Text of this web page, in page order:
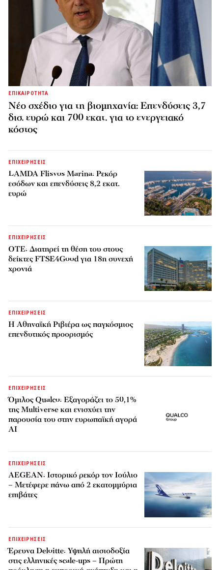
ΕΠΙΚΑΙΡΟΤΗΤΑ
Νέο σχέδιο για τη βιομηχανία: Επενδύσεις 3,7
δισ. ευρώ και 700 εκατ. για το ενεργειακό
κόστος
ΕΠΙΧΕΙΡΗΣΕΙΣ
LAMDA Flisvos Marina: Ρεκόρ
εσόδων και επενδύσεις 8,2 εκατ.
ευρώ
ΕΠΙΧΕΙΡΗΣΕΙΣ
ΟΤΕ: Διατηρεί τη θέση του στους
δείκτες FTSE4Good για 18η συνεχή
χρονιά
ΕΠΙΧΕΙΡΗΣΕΙΣ
Η Αθηναϊκή Ριβιέρα ως παγκόσμιος
επενδυτικός προορισμός
ΕΠΙΧΕΙΡΗΣΕΙΣ
Όμιλος Qualco: Εξαγοράζει το 50,1%
της Multiverse και ενισχύει την
παρουσία του στην ευρωπαϊκή αγορά
AI
ΕΠΙΧΕΙΡΗΣΕΙΣ
AEGEAN: Ιστορικό ρεκόρ τον Ιούλιο
– Μετέφερε πάνω από 2 εκατομμύρια
επιβάτες
ΕΠΙΧΕΙΡΗΣΕΙΣ
Έρευνα Deloitte: Υψηλή αισιοδοξία
στις ελληνικές scale-ups – Πρώτη